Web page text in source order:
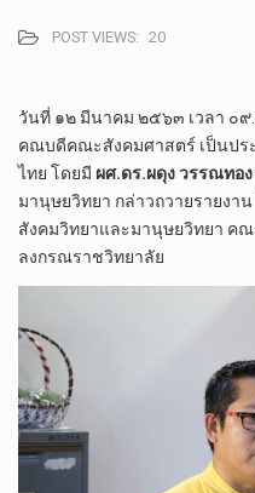
POST VIEWS: 20
วันที่ ๑๒ มีนาคม ๒๕๖๓ เวลา ๐๙
คณบดีคณะสังคมศาสตร์ เป็นปร
ไทย โดยมี ผศ.ดร.ผดุง วรรณทอง
มานุษยวิทยา กล่าวถวายรายงา
สังคมวิทยาและมานุษยวิทยา ค
ลงกรณราชวิทยาลัย